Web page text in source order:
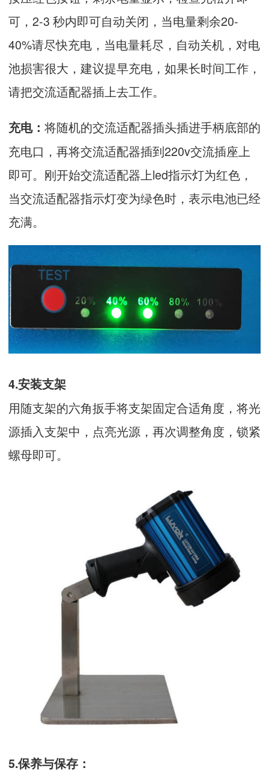
可，2-3 秒内即可自动关闭，当电量剩余20-
40%请尽快充电，当电量耗尽，自动关机，对电
池损害很大，建议提早充电，如果长时间工作，
请把交流适配器插上去工作。
充电： 将随机的交流适配器插头插进手柄底部的
充电口，再将交流适配器插到220v交流插座上
即可。刚开始交流适配器上led指示灯为红色，
当交流适配器指示灯变为绿色时，表示电池已经
充满。
4.安装支架
用随支架的六角扳手将支架固定合适角度，将光
源插入支架中，点亮光源，再次调整角度，锁紧
螺母即可。
5.保养与保存：